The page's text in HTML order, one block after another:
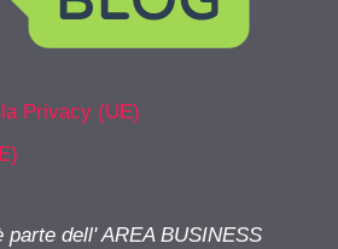
Privacy (UE)
dell' AREA BUSINESS